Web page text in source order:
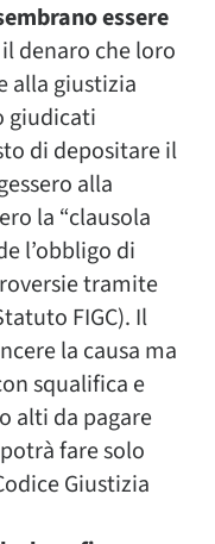
essere
denaro che loro
alla giustizia
giudicati
di depositare il
alla
la “clausola
l’obbligo di
tramite
FIGC). Il
la causa ma
squalifica e
alti da pagare
fare solo
Giustizia